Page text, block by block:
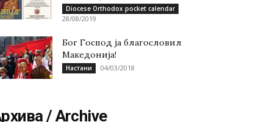
Diocese Orthodox pocket calendar
28/08/2019
Бог Господ ја благословил
Македонија!
Настани 04/03/2018
/ Archive